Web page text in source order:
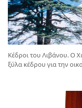
Κέδροι του Λιβάνου. Ο
ξύλα κέδρου για την